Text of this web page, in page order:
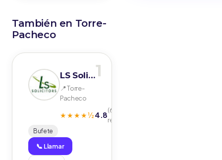
También en Torre-
Pacheco
1
LS Solicitors
📍 Torre-
Pacheco
★★★★½4.8(65
reseñas)
Bufete
📞 Llamar